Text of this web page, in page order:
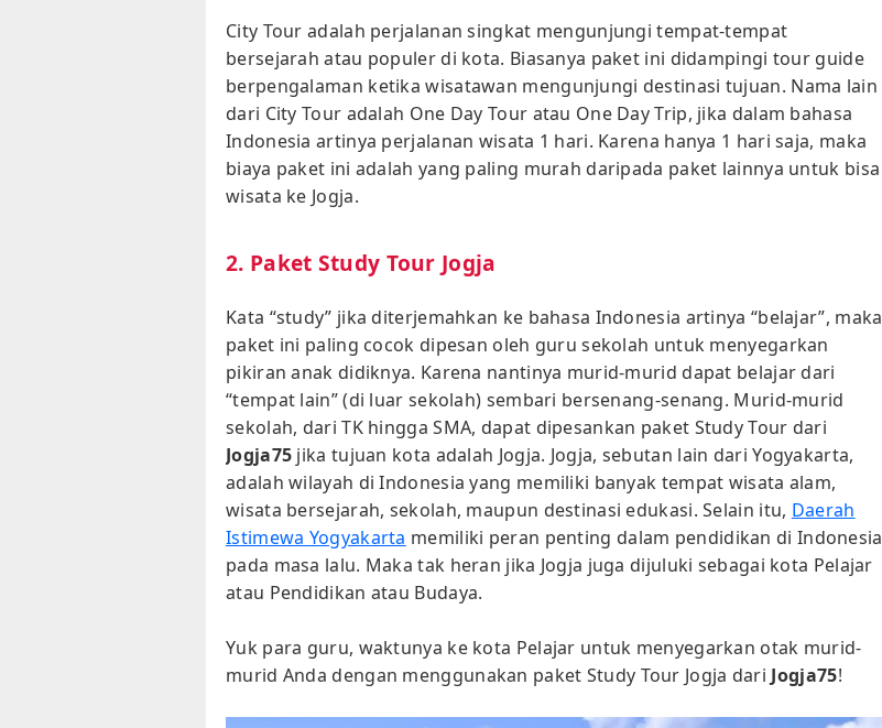
City Tour adalah perjalanan singkat mengunjungi tempat-tempat
bersejarah atau populer di kota. Biasanya paket ini didampingi tour guide
berpengalaman ketika wisatawan mengunjungi destinasi tujuan. Nama lain
dari City Tour adalah One Day Tour atau One Day Trip, jika dalam bahasa
Indonesia artinya perjalanan wisata 1 hari. Karena hanya 1 hari saja, maka
biaya paket ini adalah yang paling murah daripada paket lainnya untuk bisa
wisata ke Jogja.
2. Paket Study Tour Jogja
Kata “study” jika diterjemahkan ke bahasa Indonesia artinya “belajar”, maka
paket ini paling cocok dipesan oleh guru sekolah untuk menyegarkan
pikiran anak didiknya. Karena nantinya murid-murid dapat belajar dari
“tempat lain” (di luar sekolah) sembari bersenang-senang. Murid-murid
sekolah, dari TK hingga SMA, dapat dipesankan paket Study Tour dari
Jogja75 jika tujuan kota adalah Jogja. Jogja, sebutan lain dari Yogyakarta,
adalah wilayah di Indonesia yang memiliki banyak tempat wisata alam,
wisata bersejarah, sekolah, maupun destinasi edukasi. Selain itu, Daerah
Istimewa Yogyakarta memiliki peran penting dalam pendidikan di Indonesia
pada masa lalu. Maka tak heran jika Jogja juga dijuluki sebagai kota Pelajar
atau Pendidikan atau Budaya.
Yuk para guru, waktunya ke kota Pelajar untuk menyegarkan otak murid-
murid Anda dengan menggunakan paket Study Tour Jogja dari Jogja75!